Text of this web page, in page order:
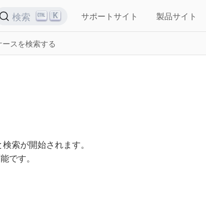
検索 K サポートサイト 製品サイト
スを検索する
索が開始されます。
です。